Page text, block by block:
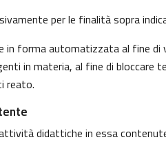
per le finalità sopra
forma automatizzata al fine
in materia, al fine di bloccare
reato.
didattiche in essa